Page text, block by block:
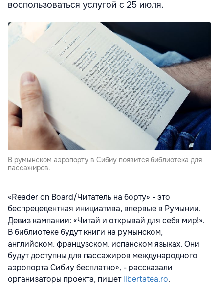
воспользоваться услугой с 25 июля.
В румынском аэропорту в Сибиу появится библиотека для
пассажиров.
«Reader on Board/Читатель на борту» - это
беспрецедентная инициатива, впервые в Румынии.
Девиз кампании: «Читай и открывай для себя мир!».
В библиотеке будут книги на румынском,
английском, французском, испанском языках. Они
будут доступны для пассажиров международного
аэропорта Сибиу бесплатно», - рассказали
организаторы проекта, пишетlibertatea.ro.